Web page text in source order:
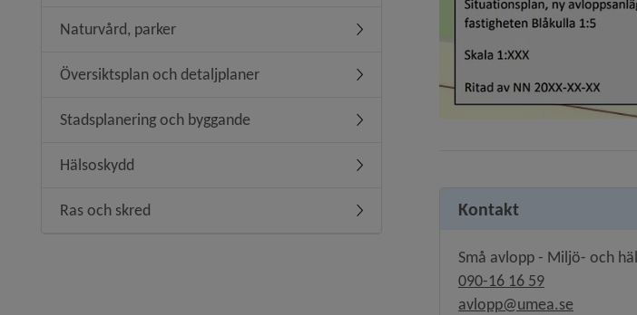
Naturvård, parker Undermeny för Naturvård, parker
Översiktsplan och detaljplaner Undermeny för Översiktsplan och detaljplaner
Stadsplanering och byggande Undermeny för Stadsplanering och byggande
Hälsoskydd Undermeny för Hälsoskydd
Ras och skred Undermeny för Ras och skred
Kontakt
Små avlopp - Miljö- och
090-16 16 59
avlopp@umea.se